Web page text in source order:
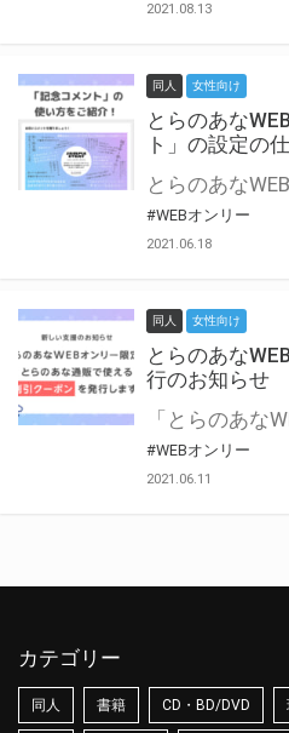
2021.08.13
同人 女性向け
とらのあな
ト」の設定の
#WEBオンリー
2021.06.18
同人 女性向け
とらのあな
行のお知らせ
#WEBオンリー
2021.06.11
カテゴリー
同人 書籍 CD・BD/DVD